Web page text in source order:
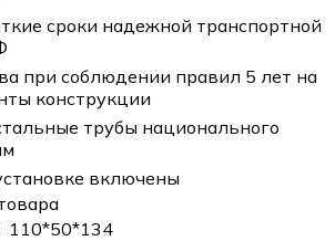
сроки надежной транспортной
при соблюдении правил 5 лет на
конструкции
трубы национального
включены
110*50*134